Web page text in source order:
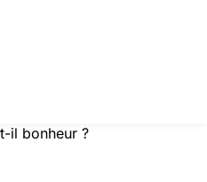
il bonheur ?